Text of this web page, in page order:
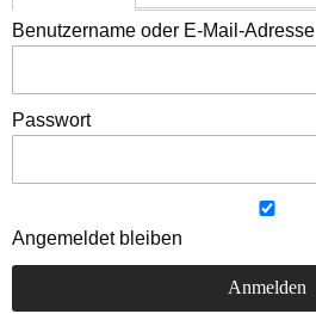
Benutzername oder E-Mail-Adresse
Passwort
Angemeldet bleiben